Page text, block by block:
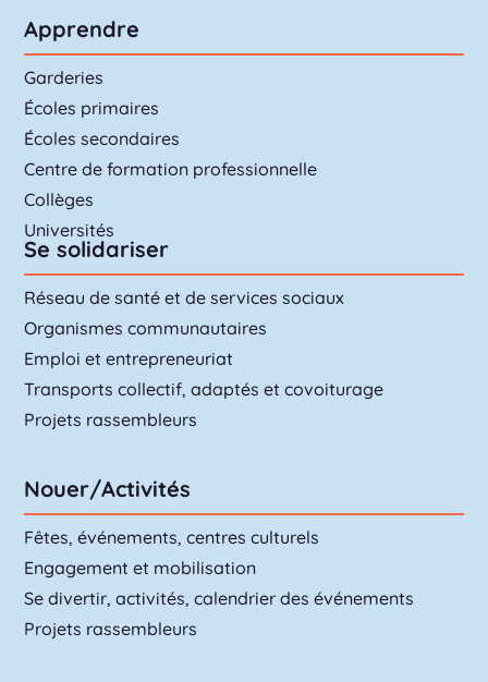
Apprendre
Garderies
Écoles primaires
Écoles secondaires
Centre de formation professionnelle
Collèges
Universités
Se solidariser
Réseau de santé et de services sociaux
Organismes communautaires
Emploi et entrepreneuriat
Transports collectif, adaptés et covoiturage
Projets rassembleurs
Nouer/Activités
Fêtes, événements, centres culturels
Engagement et mobilisation
Se divertir, activités, calendrier des événements
Projets rassembleurs